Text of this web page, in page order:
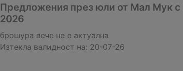
Предложения през юли от Мал Мук с
2026
брошура вече не е актуална
Изтекла валидност на: 20-07-26